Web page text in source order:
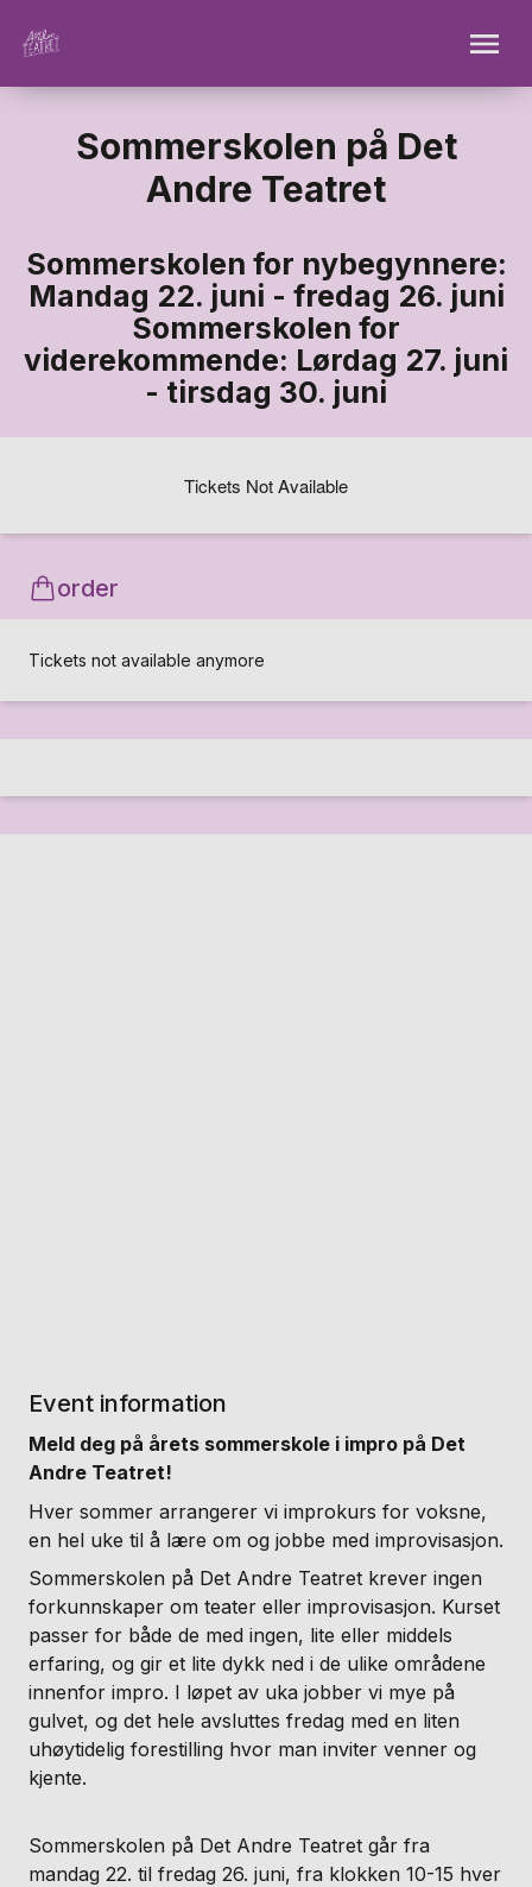
Sommerskolen på Det
Andre Teatret
Sommerskolen for nybegynnere:
Mandag 22. juni - fredag 26. juni
Sommerskolen for
viderekommende: Lørdag 27. juni
- tirsdag 30. juni
Tickets Not Available
order
Tickets not available anymore
Event information
Meld deg på årets sommerskole i impro på Det
Andre Teatret!
Hver sommer arrangerer vi improkurs for voksne,
en hel uke til å lære om og jobbe med improvisasjon.
Sommerskolen på Det Andre Teatret krever ingen
forkunnskaper om teater eller improvisasjon. Kurset
passer for både de med ingen, lite eller middels
erfaring, og gir et lite dykk ned i de ulike områdene
innenfor impro. I løpet av uka jobber vi mye på
gulvet, og det hele avsluttes fredag med en liten
uhøytidelig forestilling hvor man inviter venner og
kjente.
Sommerskolen på Det Andre Teatret går fra
mandag 22. til fredag 26. juni, fra klokken 10-15 hver